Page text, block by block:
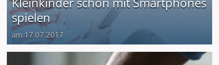
spielen
am 17.07.2017